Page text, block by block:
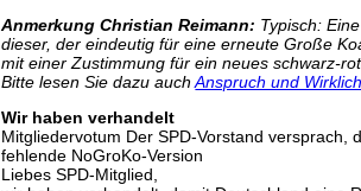
Anmerkung Christian Reimann: Typisch:
dieser, der eindeutig für eine erneute Große
mit einer Zustimmung für ein neues schwarz-
Bitte lesen Sie dazu auchAnspruch und
Wir haben verhandelt
Mitgliedervotum Der SPD-Vorstand
fehlende NoGroKo-Version
Liebes SPD-Mitglied,